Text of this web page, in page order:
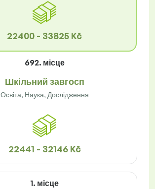
22400 - 33825 Kč
692. місце
Шкільний завгосп
Освіта, Наука, Дослідження
22441 - 32146 Kč
1. місце